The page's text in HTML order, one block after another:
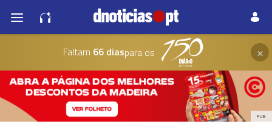
Faltam 66 diaspara os ×
PUB